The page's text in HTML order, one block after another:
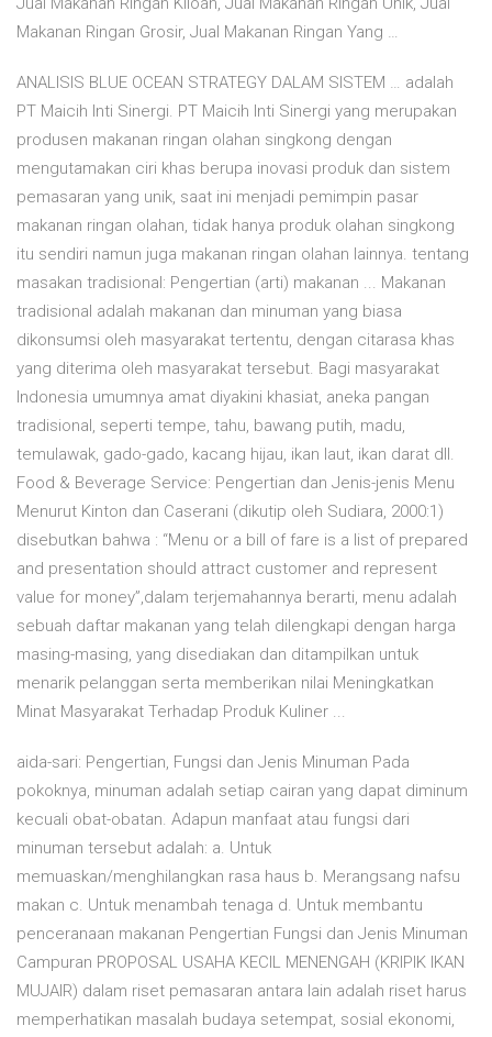
Makanan Ringan Grosir, Jual Makanan Ringan Yang …
ANALISIS BLUE OCEAN STRATEGY DALAM SISTEM … adalah
PT Maicih Inti Sinergi. PT Maicih Inti Sinergi yang merupakan
produsen makanan ringan olahan singkong dengan
mengutamakan ciri khas berupa inovasi produk dan sistem
pemasaran yang unik, saat ini menjadi pemimpin pasar
makanan ringan olahan, tidak hanya produk olahan singkong
itu sendiri namun juga makanan ringan olahan lainnya. tentang
masakan tradisional: Pengertian (arti) makanan ... Makanan
tradisional adalah makanan dan minuman yang biasa
dikonsumsi oleh masyarakat tertentu, dengan citarasa khas
yang diterima oleh masyarakat tersebut. Bagi masyarakat
Indonesia umumnya amat diyakini khasiat, aneka pangan
tradisional, seperti tempe, tahu, bawang putih, madu,
temulawak, gado-gado, kacang hijau, ikan laut, ikan darat dll.
Food & Beverage Service: Pengertian dan Jenis-jenis Menu
Menurut Kinton dan Caserani (dikutip oleh Sudiara, 2000:1)
disebutkan bahwa : “Menu or a bill of fare is a list of prepared
and presentation should attract customer and represent
value for money”,dalam terjemahannya berarti, menu adalah
sebuah daftar makanan yang telah dilengkapi dengan harga
masing-masing, yang disediakan dan ditampilkan untuk
menarik pelanggan serta memberikan nilai Meningkatkan
Minat Masyarakat Terhadap Produk Kuliner ...
aida-sari: Pengertian, Fungsi dan Jenis Minuman Pada
pokoknya, minuman adalah setiap cairan yang dapat diminum
kecuali obat-obatan. Adapun manfaat atau fungsi dari
minuman tersebut adalah: a. Untuk
memuaskan/menghilangkan rasa haus b. Merangsang nafsu
makan c. Untuk menambah tenaga d. Untuk membantu
penceranaan makanan Pengertian Fungsi dan Jenis Minuman
Campuran PROPOSAL USAHA KECIL MENENGAH (KRIPIK IKAN
MUJAIR) dalam riset pemasaran antara lain adalah riset harus
memperhatikan masalah budaya setempat, sosial ekonomi,